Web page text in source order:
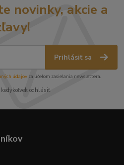
novinky, akcie a
Prihlásiť sa
údajov za účelom zasielania newslettera.
kedykoľvek odhlásiť.